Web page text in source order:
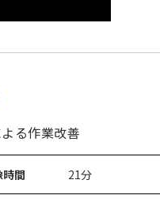
る作業改善
時間 21分